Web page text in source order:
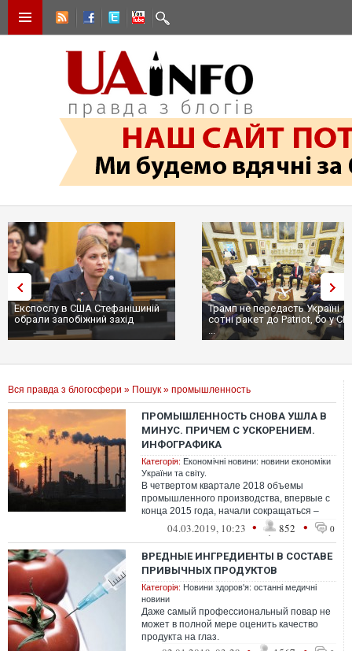
Експослу в США Стефанішиній
обрали запобіжний захід
Трамп не передасть Україні
сотні ракет до Patriot, бо у
...
Вся правда з блогосфери » Пошук » промышленность
ПРОМЫШЛЕННОСТЬ СНОВА УШЛА В
МИНУС. ПРИЧЕМ С УСКОРЕНИЕМ.
ИНФОГРАФИКА
Категорія: Економічні новини: новини економіки
України та світу.
В четвертом квартале 2018 объемы
промышленного производства, впервые с
конца 2015 года, начали сокращаться –
минус 0,4% по отношению к четвертому
04.03.2019, 10:23 • 852 • 0
ВРЕДНЫЕ ИНГРЕДИЕНТЫ В СОСТАВЕ
ПРИВЫЧНЫХ ПРОДУКТОВ
Категорія: Новини здоров'я: останні медичні
новини
Даже самый профессиональный повар не
может в полной мере оценить качество
продукта на глаз.